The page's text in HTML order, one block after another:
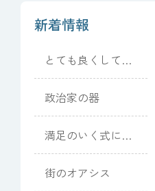
新着情報
とても良くしてい
ただきました
政治家の器
満足のいく式にな
りました
街のオアシス